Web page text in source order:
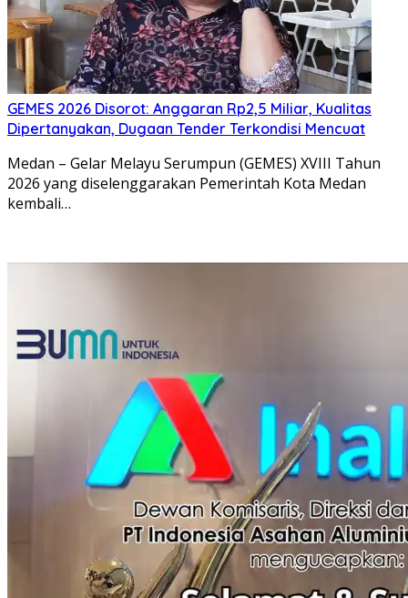
GEMES 2026 Disorot: Anggaran Rp2,5 Miliar, Kualitas
Dipertanyakan, Dugaan Tender Terkondisi Mencuat
Medan – Gelar Melayu Serumpun (GEMES) XVIII Tahun
2026 yang diselenggarakan Pemerintah Kota Medan
kembali…